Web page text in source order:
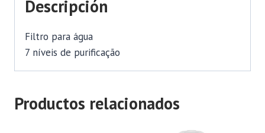
Descripción
Filtro para água
7 níveis de purificação
Productos relacionados